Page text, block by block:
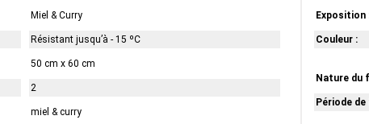
Miel & Curry
Résistant jusqu’à - 15 ºC
50 cm x 60 cm
2
miel & curry
Exposition
Couleur :
Nature du
Période